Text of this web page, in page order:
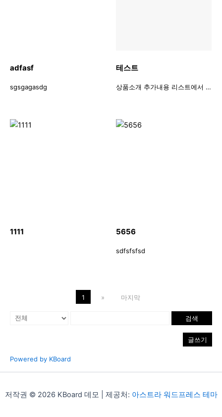
adfasf
sgsgagasdg
테스트
상품소개 추가내용 리스트에서 보여질 내용
1111 5656
sdfsfsfsd
1 » 마지막
검색
글쓰기
Powered by KBoard
저작권 © 2026 KBoard 데모 | 제공처: 아스트라 워드프레스 테마